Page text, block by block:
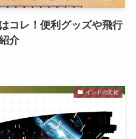
コレ！便利グッズや飛行
介
インドの文化